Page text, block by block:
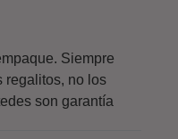
Siempre
regalitos, no los
son garantía